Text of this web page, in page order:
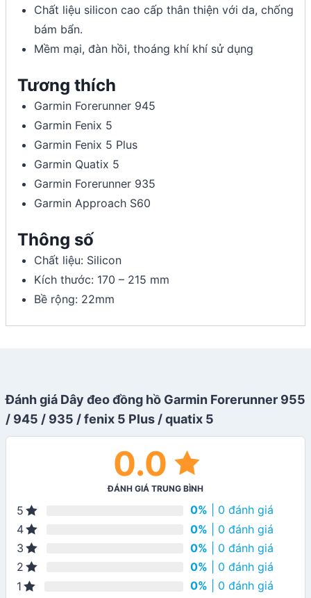
Chất liệu silicon cao cấp thân thiện với da, chống
bám bẩn.
Mềm mại, đàn hồi, thoáng khí khí sử dụng
Tương thích
Garmin Forerunner 945
Garmin Fenix 5
Garmin Fenix 5 Plus
Garmin Quatix 5
Garmin Forerunner 935
Garmin Approach S60
Thông số
Chất liệu: Silicon
Kích thước: 170 – 215 mm
Bề rộng: 22mm
Đánh giá Dây đeo đồng hồ Garmin Forerunner 955
/ 945 / 935 / fenix 5 Plus / quatix 5
0.0
ĐÁNH GIÁ TRUNG BÌNH
5 0% | 0 đánh giá
4
0% | 0 đánh giá
3
0% | 0 đánh giá
2
0% | 0 đánh giá
1
0% | 0 đánh giá